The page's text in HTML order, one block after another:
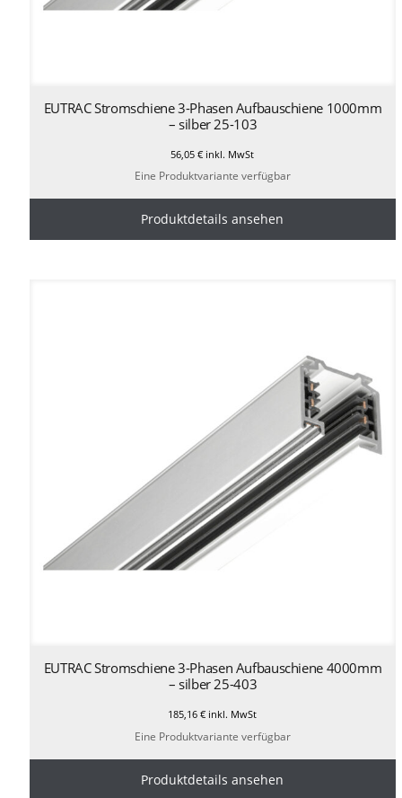
EUTRAC Stromschiene 3-Phasen Aufbauschiene 1000mm
– silber 25-103
56,05€ inkl. MwSt
Eine Produktvariante verfügbar
Produktdetails ansehen
EUTRAC Stromschiene 3-Phasen Aufbauschiene 4000mm
– silber 25-403
185,16€ inkl. MwSt
Eine Produktvariante verfügbar
Produktdetails ansehen